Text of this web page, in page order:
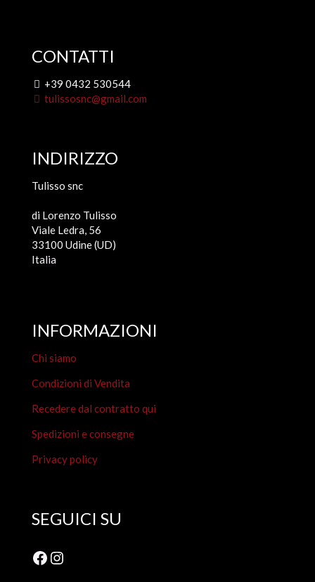
CONTATTI
+39 0432 530544
tulissosnc@gmail.com
INDIRIZZO
Tulisso snc
di Lorenzo Tulisso
Viale Ledra, 56
33100 Udine (UD)
Italia
INFORMAZIONI
Chi siamo
Condizioni di Vendita
Recedere dal contratto qui
Spedizioni e consegne
Privacy policy
SEGUICI SU
Facebook
Instagram